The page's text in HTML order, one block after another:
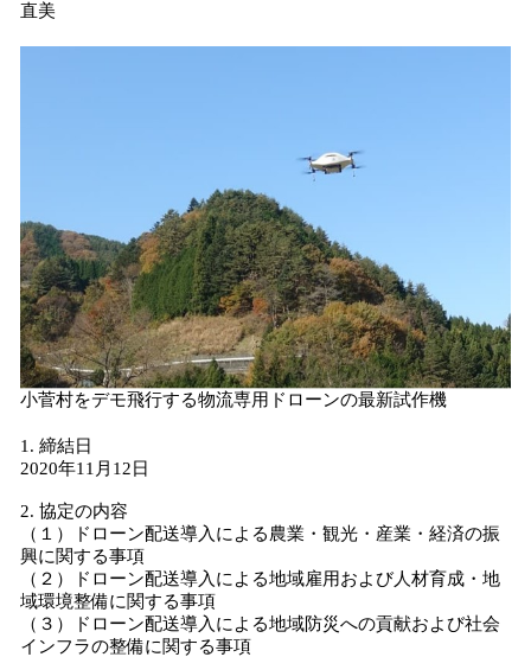
直美
小菅村をデモ飛行する物流専用ドローンの最新試作機
1. 締結日
2020年11月12日
2. 協定の内容
（１）ドローン配送導入による農業・観光・産業・経済の振
興に関する事項
（２）ドローン配送導入による地域雇用および人材育成・地
域環境整備に関する事項
（３）ドローン配送導入による地域防災への貢献および社会
インフラの整備に関する事項